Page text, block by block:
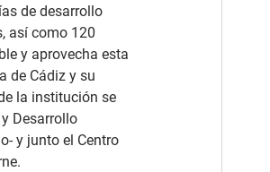
de desarrollo
así como 120
y aprovecha esta
de Cádiz y su
la institución se
Desarrollo
y junto el Centro